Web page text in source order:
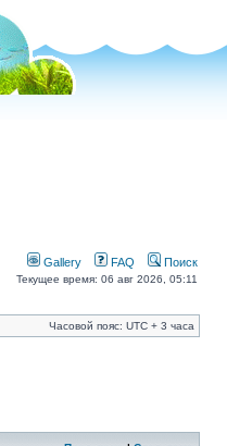
Gallery FAQ Поиск
Текущее время: 06 авг 2026, 05:11
Часовой пояс: UTC + 3 часа